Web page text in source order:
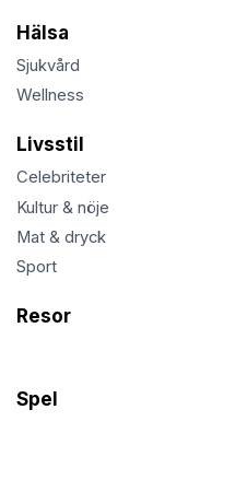
Hälsa
Sjukvård
Wellness
Livsstil
Celebriteter
Kultur & nöje
Mat & dryck
Sport
Resor
Spel